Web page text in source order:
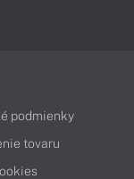
podmienky
tovaru